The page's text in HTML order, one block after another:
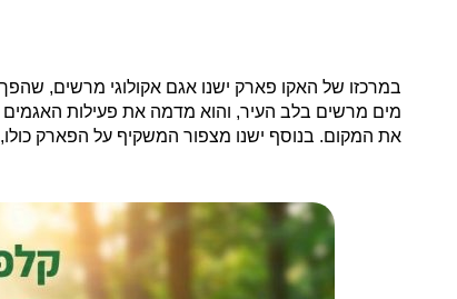
במרכזו של האקו פארק ישנו אגם אקולוגי מרשים,
מים מרשים בלב העיר, והוא מדמה את פעילות
את המקום. בנוסף ישנו מצפור המשקיף על הפארק